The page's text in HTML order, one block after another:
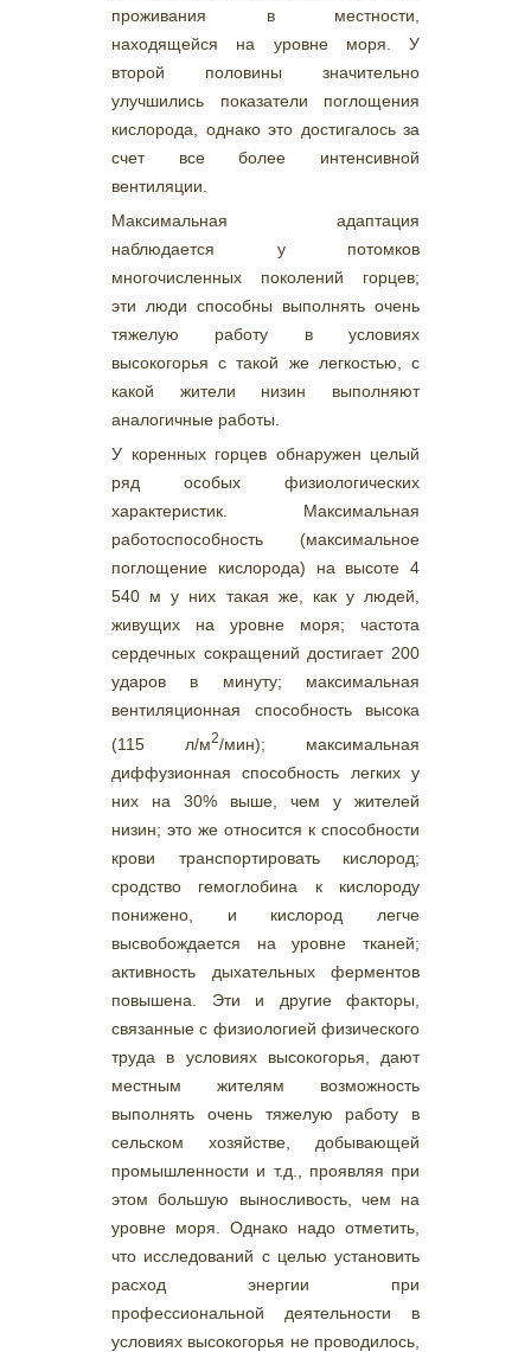
проживания в местности,
находящейся на уровне моря. У
второй половины значительно
улучшились показатели поглощения
кислорода, однако это достигалось за
счет все более интенсивной
вентиляции.
Максимальная адаптация
наблюдается у потомков
многочисленных поколений горцев;
эти люди способны выполнять очень
тяжелую работу в условиях
высокогорья с такой же легкостью, с
какой жители низин выполняют
аналогичные работы.
У коренных горцев обнаружен целый
ряд особых физиологических
характеристик. Максимальная
работоспособность (максимальное
поглощение кислорода) на высоте 4
540 м у них такая же, как у людей,
живущих на уровне моря; частота
сердечных сокращений достигает 200
ударов в минуту; максимальная
вентиляционная способность высока
(115 л/м2/мин); максимальная
диффузионная способность легких у
них на 30% выше, чем у жителей
низин; это же относится к способности
крови транспортировать кислород;
сродство гемоглобина к кислороду
понижено, и кислород легче
высвобождается на уровне тканей;
активность дыхательных ферментов
повышена. Эти и другие факторы,
связанные с физиологией физического
труда в условиях высокогорья, дают
местным жителям возможность
выполнять очень тяжелую работу в
сельском хозяйстве, добывающей
промышленности и т.д., проявляя при
этом большую выносливость, чем на
уровне моря. Однако надо отметить,
что исследований с целью установить
расход энергии при
профессиональной деятельности в
условиях высокогорья не проводилось,